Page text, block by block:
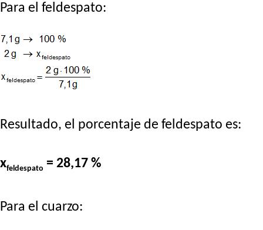
Para el feldespato:
Resultado, el porcentaje de feldespato es:
xfeldespato = 28,17 %
Para el cuarzo: